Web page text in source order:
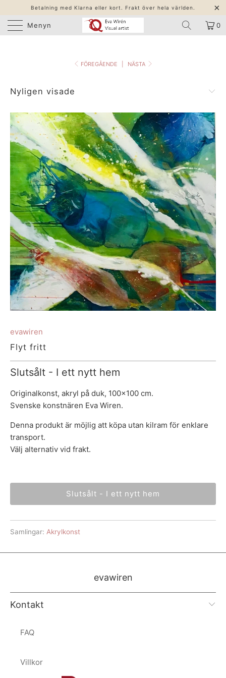
Betalning med Klarna eller kort. Frakt över hela världen.
Menyn 0
FÖREGÅENDE NÄSTA
Nyligen visade
evawiren
Flyt fritt
Slutsålt - I ett nytt hem
Originalkonst, akryl på duk, 100x100 cm.
Svenske konstnären Eva Wiren.
Denna produkt är möjlig att köpa utan kilram för enklare
transport.
Välj alternativ vid frakt.
Slutsålt - I ett nytt hem
Samlingar: Akrylkonst
evawiren
Kontakt
FAQ
Villkor